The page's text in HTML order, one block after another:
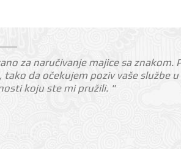
za naručivanje majice sa
da očekujem poziv vaše službe
koju ste mi pružili. "